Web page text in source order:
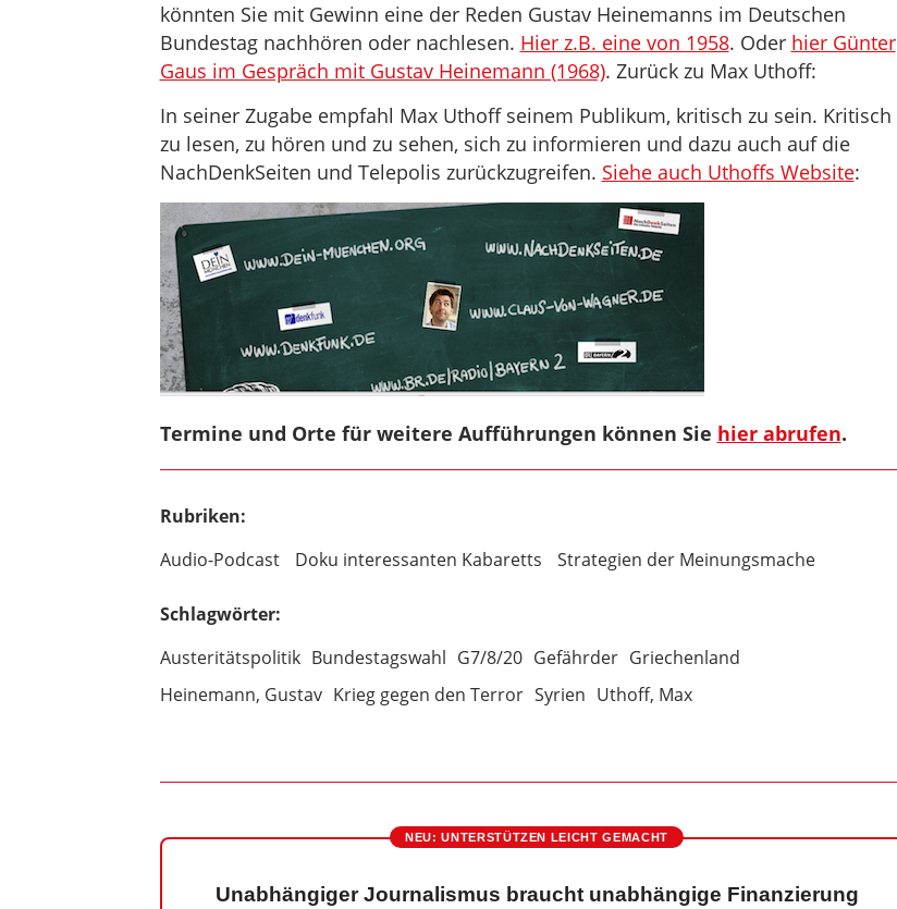
könnten Sie mit Gewinn eine der Reden Gustav Heinemanns im Deutschen
Bundestag nachhören oder nachlesen. Hier z.B. eine von 1958. Oder hier Günter
Gaus im Gespräch mit Gustav Heinemann (1968). Zurück zu Max Uthoff:
In seiner Zugabe empfahl Max Uthoff seinem Publikum, kritisch zu sein. Kritisch
zu lesen, zu hören und zu sehen, sich zu informieren und dazu auch auf die
NachDenkSeiten und Telepolis zurückzugreifen. Siehe auch Uthoffs Website:
Termine und Orte für weitere Aufführungen können Sie hier abrufen.
Rubriken:
Audio-Podcast
Doku interessanten Kabaretts Strategien der Meinungsmache
Schlagwörter:
Austeritätspolitik Bundestagswahl G7/8/20 Gefährder Griechenland
Heinemann, Gustav Krieg gegen den Terror Syrien Uthoff, Max
NEU: UNTERSTÜTZEN LEICHT GEMACHT
Unabhängiger Journalismus braucht unabhängige Finanzierung